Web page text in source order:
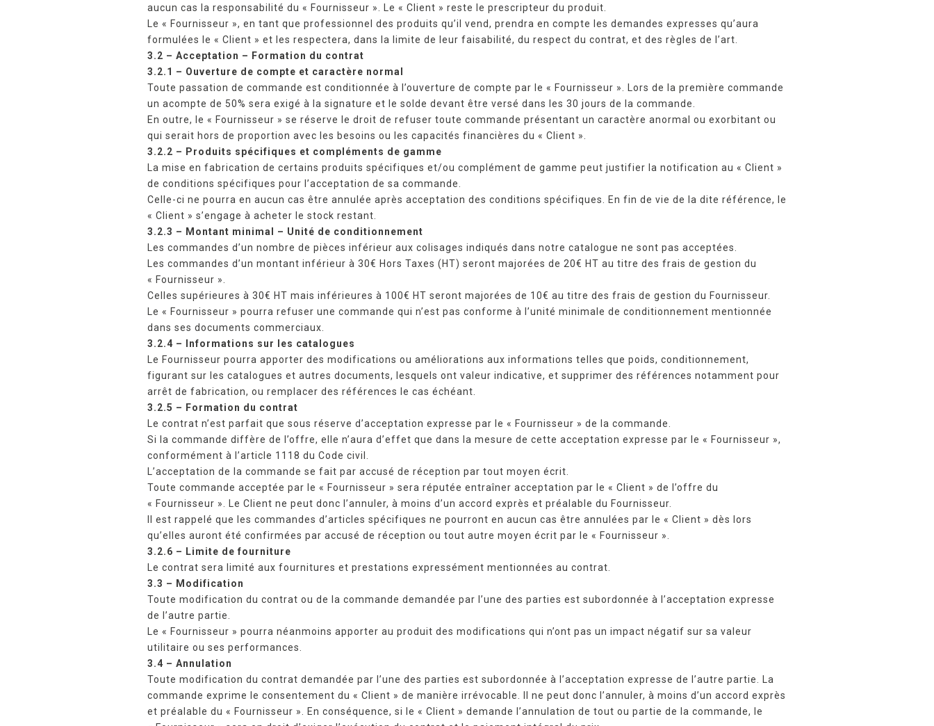
aucun cas la responsabilité du « Fournisseur ». Le « Client » reste le prescripteur du produit.
Le « Fournisseur », en tant que professionnel des produits qu’il vend, prendra en compte les demandes expresses qu’aura
formulées le « Client » et les respectera, dans la limite de leur faisabilité, du respect du contrat, et des règles de l’art.
3.2 – Acceptation – Formation du contrat
3.2.1 – Ouverture de compte et caractère normal
Toute passation de commande est conditionnée à l’ouverture de compte par le « Fournisseur ». Lors de la première commande
un acompte de 50% sera exigé à la signature et le solde devant être versé dans les 30 jours de la commande.
En outre, le « Fournisseur » se réserve le droit de refuser toute commande présentant un caractère anormal ou exorbitant ou
qui serait hors de proportion avec les besoins ou les capacités financières du « Client ».
3.2.2 – Produits spécifiques et compléments de gamme
La mise en fabrication de certains produits spécifiques et/ou complément de gamme peut justifier la notification au « Client »
de conditions spécifiques pour l’acceptation de sa commande.
Celle-ci ne pourra en aucun cas être annulée après acceptation des conditions spécifiques. En fin de vie de la dite référence, le
« Client » s’engage à acheter le stock restant.
3.2.3 – Montant minimal – Unité de conditionnement
Les commandes d’un nombre de pièces inférieur aux colisages indiqués dans notre catalogue ne sont pas acceptées.
Les commandes d’un montant inférieur à 30€ Hors Taxes (HT) seront majorées de 20€ HT au titre des frais de gestion du
« Fournisseur ».
Celles supérieures à 30€ HT mais inférieures à 100€ HT seront majorées de 10€ au titre des frais de gestion du Fournisseur.
Le « Fournisseur » pourra refuser une commande qui n’est pas conforme à l’unité minimale de conditionnement mentionnée
dans ses documents commerciaux.
3.2.4 – Informations sur les catalogues
Le Fournisseur pourra apporter des modifications ou améliorations aux informations telles que poids, conditionnement,
figurant sur les catalogues et autres documents, lesquels ont valeur indicative, et supprimer des références notamment pour
arrêt de fabrication, ou remplacer des références le cas échéant.
3.2.5 – Formation du contrat
Le contrat n’est parfait que sous réserve d’acceptation expresse par le « Fournisseur » de la commande.
Si la commande diffère de l’offre, elle n’aura d’effet que dans la mesure de cette acceptation expresse par le « Fournisseur »,
conformément à l’article 1118 du Code civil.
L’acceptation de la commande se fait par accusé de réception par tout moyen écrit.
Toute commande acceptée par le « Fournisseur » sera réputée entraîner acceptation par le « Client » de l’offre du
« Fournisseur ». Le Client ne peut donc l’annuler, à moins d’un accord exprès et préalable du Fournisseur.
Il est rappelé que les commandes d’articles spécifiques ne pourront en aucun cas être annulées par le « Client » dès lors
qu’elles auront été confirmées par accusé de réception ou tout autre moyen écrit par le « Fournisseur ».
3.2.6 – Limite de fourniture
Le contrat sera limité aux fournitures et prestations expressément mentionnées au contrat.
3.3 – Modification
Toute modification du contrat ou de la commande demandée par l’une des parties est subordonnée à l’acceptation expresse
de l’autre partie.
Le « Fournisseur » pourra néanmoins apporter au produit des modifications qui n’ont pas un impact négatif sur sa valeur
utilitaire ou ses performances.
3.4 – Annulation
Toute modification du contrat demandée par l’une des parties est subordonnée à l’acceptation expresse de l’autre partie. La
commande exprime le consentement du « Client » de manière irrévocable. Il ne peut donc l’annuler, à moins d’un accord exprès
et préalable du « Fournisseur ». En conséquence, si le « Client » demande l’annulation de tout ou partie de la commande, le